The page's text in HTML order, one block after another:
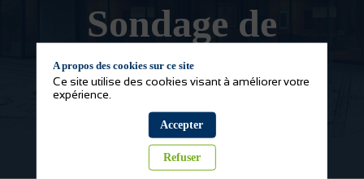
Sondage de
satisfaction
A propos des cookies sur ce site
Ce site utilise des cookies visant à améliorer votre
expérience.
Accepter
Refuser